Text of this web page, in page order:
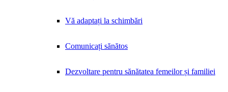
Vă adaptați la schimbări
Comunicați sănătos
Dezvoltare pentru sănătatea femeilor și familiei